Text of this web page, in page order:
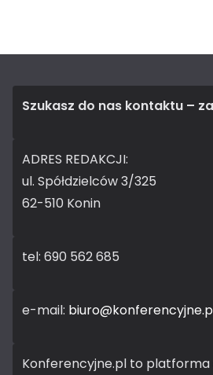
Szukasz do nas kontaktu –
ADRES REDAKCJI:
ul. Spółdzielców 3/325
62-510 Konin
tel: 690 562 685
e-mail:
Konferencyjne.pl to